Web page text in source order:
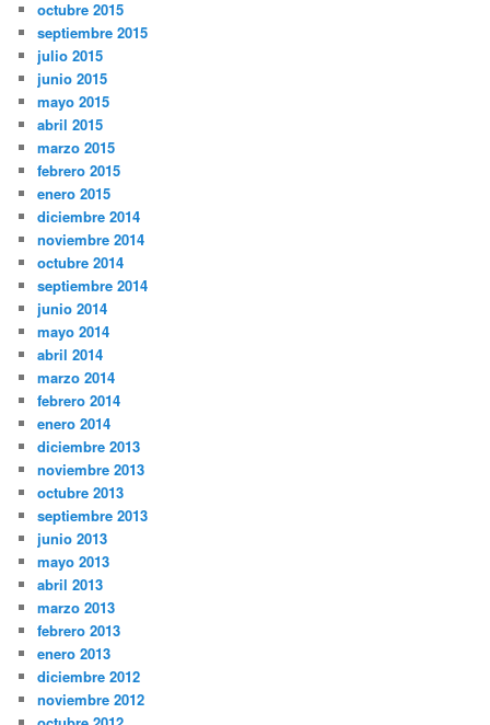
octubre 2015
septiembre 2015
julio 2015
junio 2015
mayo 2015
abril 2015
marzo 2015
febrero 2015
enero 2015
diciembre 2014
noviembre 2014
octubre 2014
septiembre 2014
junio 2014
mayo 2014
abril 2014
marzo 2014
febrero 2014
enero 2014
diciembre 2013
noviembre 2013
octubre 2013
septiembre 2013
junio 2013
mayo 2013
abril 2013
marzo 2013
febrero 2013
enero 2013
diciembre 2012
noviembre 2012